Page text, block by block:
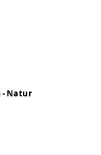
- Natur